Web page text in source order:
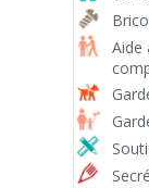
Aide